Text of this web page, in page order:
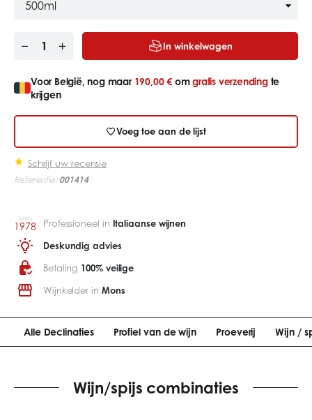
In winkelwagen
Voor België, nog maar 190,00 € omgratis verzendingte
krijgen
Voeg toe aan de lijst
Schrijf uw recensie
Referentie: 001414
Sinds
1978 Professioneel in Italiaanse wijnen
Deskundig advies
Betaling 100% veilige
Wijnkelder in Mons
Alle Declinaties Profiel van de wijn Proeverij Wijn /
Wijn/spijs combinaties